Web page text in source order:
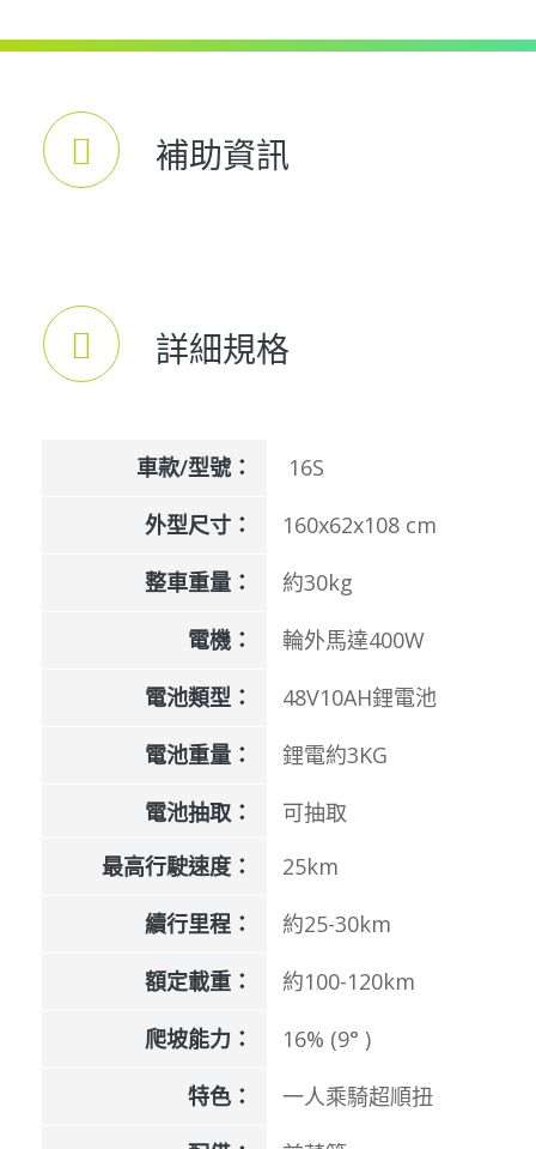
補助資訊
詳細規格
車款/型號：
16S
外型尺寸：
160x62x108 cm
整車重量：
約30kg
電機：
輪外馬達400W
電池類型：
48V10AH鋰電池
電池重量：
鋰電約3KG
電池抽取：
可抽取
最高行駛速度：
25km
續行里程：
約25-30km
額定載重：
約100-120km
爬坡能力：
16% (9° )
特色：
一人乘騎超順扭